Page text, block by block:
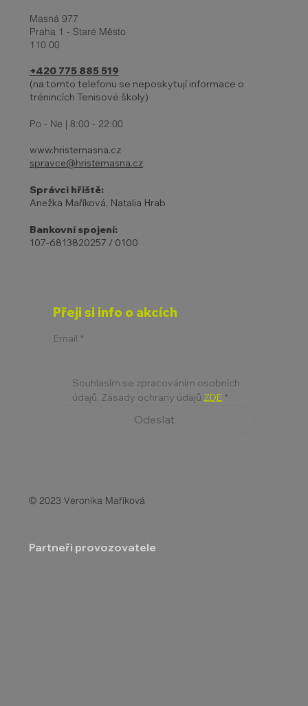
Masná 977
Praha 1 - Staré Město
110 00
+420 775 885 519
(na tomto telefonu se neposkytují informace o
trénincích Tenisové školy)
Po - Ne | 8:00 - 22:00
www.hristemasna.cz
spravce@hristemasna.cz
Správci hřiště:
Anežka Maříková, Natalia Hrab
Bankovní spojení:
107-6813820257 / 0100
Přeji si info o akcích
Email *
Souhlasím se zpracováním osobních
údajů. Zásady ochrany údajů ZDE *
Odeslat
© 2023 Veronika Maříková
Partneři provozovatele